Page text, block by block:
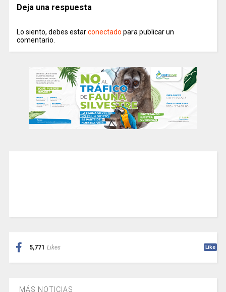
Deja una respuesta
Lo siento, debes estarconectado para publicar un
comentario.
5,771 Likes Like
MÁS NOTICIAS